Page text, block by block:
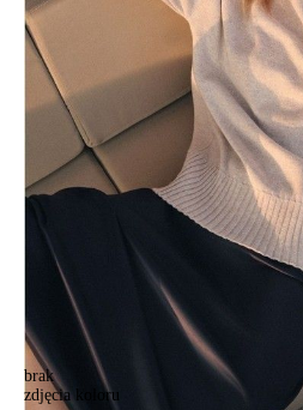
brak
zdjęcia koloru